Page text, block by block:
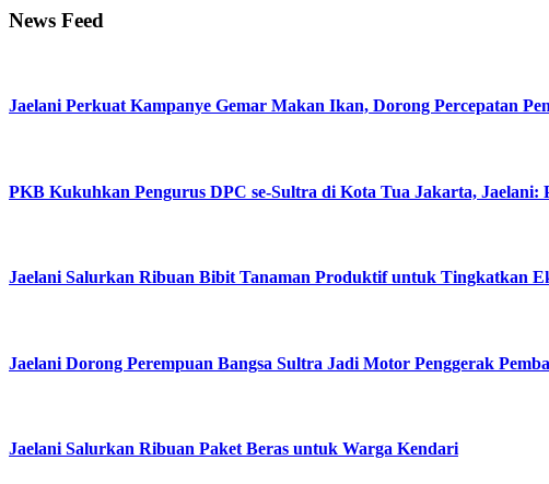
News Feed
Jaelani Perkuat Kampanye Gemar Makan Ikan, Dorong Percepatan
PKB Kukuhkan Pengurus DPC se-Sultra di Kota Tua Jakarta, Jaelani:
Jaelani Salurkan Ribuan Bibit Tanaman Produktif untuk Tingkatkan
Jaelani Dorong Perempuan Bangsa Sultra Jadi Motor Penggerak
Jaelani Salurkan Ribuan Paket Beras untuk Warga Kendari